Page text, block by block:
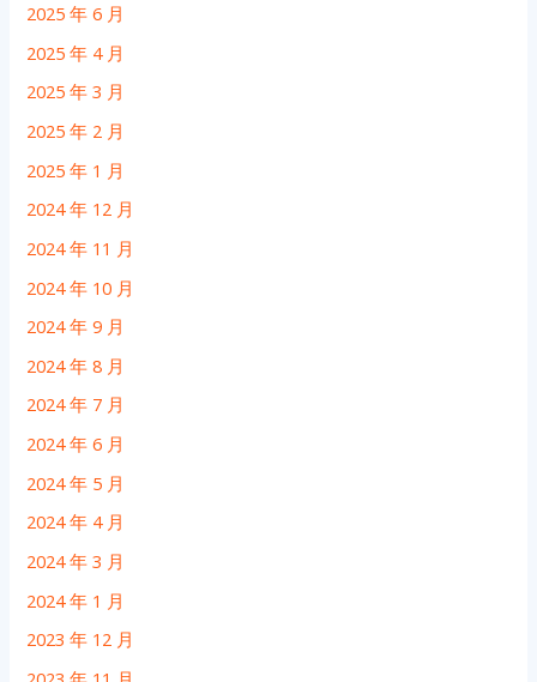
2025 年 6 月
2025 年 4 月
2025 年 3 月
2025 年 2 月
2025 年 1 月
2024 年 12 月
2024 年 11 月
2024 年 10 月
2024 年 9 月
2024 年 8 月
2024 年 7 月
2024 年 6 月
2024 年 5 月
2024 年 4 月
2024 年 3 月
2024 年 1 月
2023 年 12 月